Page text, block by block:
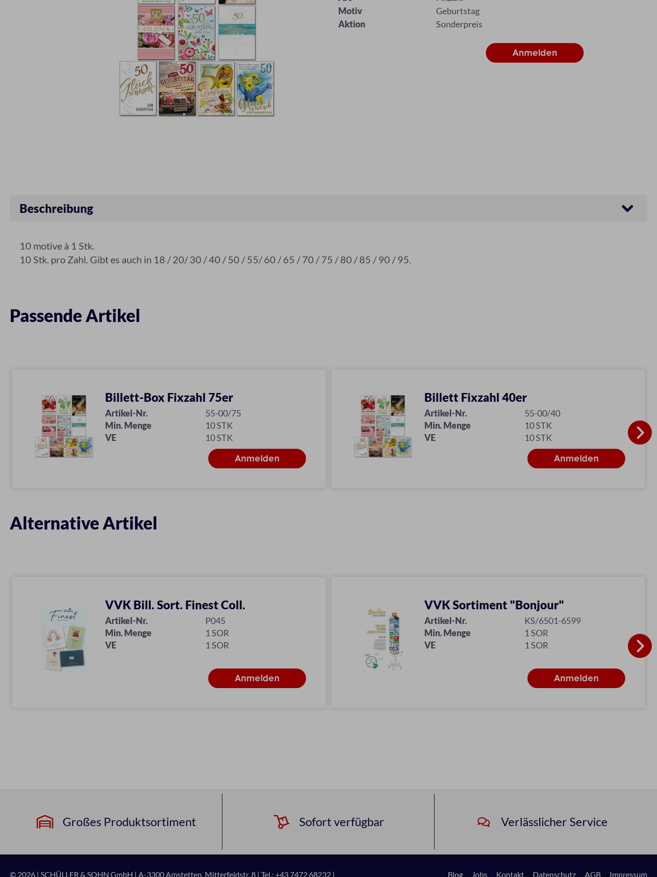
Motiv
Geburtstag
Aktion
Sonderpreis
Beschreibung
10 motive à 1 Stk.
10 Stk. pro Zahl. Gibt es auch in 18 / 20/ 30 / 40 / 50 / 55/ 60 / 65 / 70 / 75 / 80 / 85 / 90 / 95.
Passende Artikel
Billett-Box Fixzahl 75er
Artikel-Nr.
55-00/75
Min. Menge
10 STK
VE
10 STK
Billett Fixzahl 40er
Artikel-Nr.
55-00/40
Min. Menge
10 STK
VE
10 STK
Alternative Artikel
VVK Bill. Sort. Finest Coll.
Artikel-Nr.
P045
Min. Menge
1 SOR
VE
1 SOR
VVK Sortiment "Bonjour"
Artikel-Nr.
KS/6501-6599
Min. Menge
1 SOR
VE
1 SOR
Großes Produktsortiment Sofort verfügbar Verlässlicher Service
© 2026 | SCHÜLLER & SOHN GmbH | A-3300 Amstetten, Mitterfeldstr. 8 | Tel.: +43 7472 68232 | Blog Jobs Kontakt Datenschutz AGB Impressum